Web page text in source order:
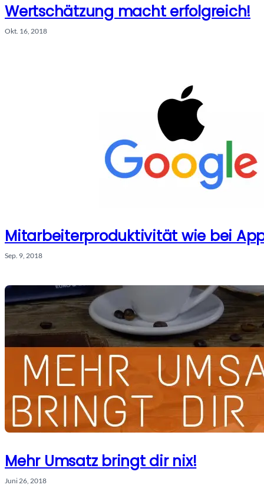
Wertschätzung macht erfolgreich!
Okt. 16, 2018
Mitarbeiterproduktivität wie bei
Sep. 9, 2018
Mehr Umsatz bringt dir nix!
Juni 26, 2018